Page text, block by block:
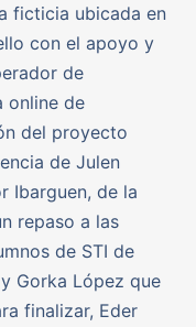
ficticia ubicada en
con el apoyo y
de
online de
del proyecto
de Julen
Ibarguen, de la
repaso a las
de STI de
Gorka López que
finalizar, Eder